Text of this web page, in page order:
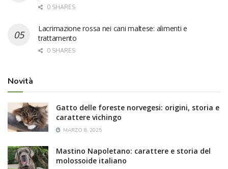
0 SHARES
Lacrimazione rossa nei cani maltese: alimenti e
trattamento
0 SHARES
Novità
Gatto delle foreste norvegesi: origini, storia e
carattere vichingo
MARZO 8, 2025
Mastino Napoletano: carattere e storia del
molossoide italiano